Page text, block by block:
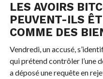
LES AVOIRS
PEUVENT-ILS
COMME DES
Vendredi, un accusé,
qui prétend contrôler l’une
a déposé une requête en